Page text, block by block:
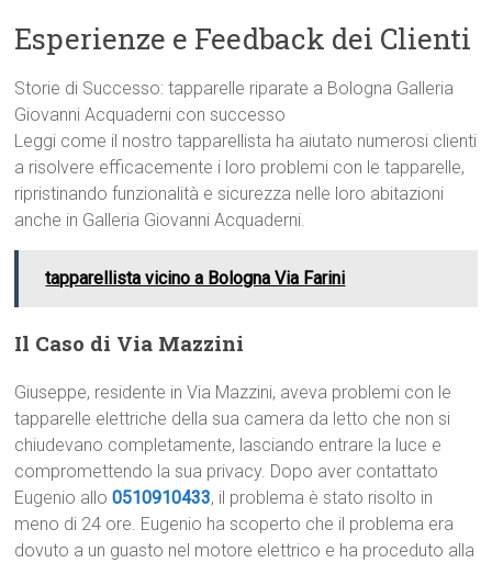
Esperienze e Feedback dei Clienti
Storie di Successo: tapparelle riparate a Bologna Galleria
Giovanni Acquaderni con successo
Leggi come il nostro tapparellista ha aiutato numerosi clienti
a risolvere efficacemente i loro problemi con le tapparelle,
ripristinando funzionalità e sicurezza nelle loro abitazioni
anche in Galleria Giovanni Acquaderni.
tapparellista vicino a Bologna Via Farini
Il Caso di Via Mazzini
Giuseppe, residente in Via Mazzini, aveva problemi con le
tapparelle elettriche della sua camera da letto che non si
chiudevano completamente, lasciando entrare la luce e
compromettendo la sua privacy. Dopo aver contattato
Eugenio allo0510910433, il problema è stato risolto in
meno di 24 ore. Eugenio ha scoperto che il problema era
dovuto a un guasto nel motore elettrico e ha proceduto alla